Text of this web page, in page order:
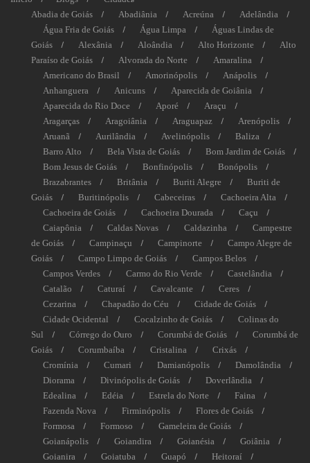
Abadia de Goiás
Abadiânia Acreúna
Adelândia
Água Fria de Goiás
Água Limpa
Águas Lindas de
Goiás
Alexânia Aloândia Alto Horizonte
Alto
Paraíso de Goiás
Alvorada do Norte
Amaralina
Americano do Brasil
Amorinópolis
Anápolis
Anhanguera
Anicuns
Aparecida de Goiânia
Aparecida do Rio Doce
Aporé
Araçu
Aragarças
Aragoiânia Araguapaz
Arenópolis
Aruanã
Aurilândia Avelinópolis
Baliza
Barro Alto
Bela Vista de Goiás
Bom Jardim de Goiás
Bom Jesus de Goiás
Bonfinópolis
Bonópolis
Brazabrantes
Britânia Buriti Alegre
Buriti de
Goiás
Buritinópolis Cabeceiras
Cachoeira Alta
Cachoeira de Goiás
Cachoeira Dourada
Caçu
Caiapônia
Caldas Novas Caldazinha
Campestre
de Goiás
Campinaçu Campinorte
Campo Alegre de
Goiás
Campo Limpo de Goiás
Campos Belos
Campos Verdes
Carmo do Rio Verde
Castelândia
Catalão
Caturaí Cavalcante
Ceres
Cezarina
Chapadão do Céu
Cidade de Goiás
Cidade Ocidental
Cocalzinho de Goiás
Colinas do
Sul
Córrego do Ouro Corumbá de Goiás
Corumbá de
Goiás
Corumbaíba Cristalina
Crixás
Cromínia
Cumari Damianópolis
Damolândia
Diorama
Divinópolis de Goiás
Doverlândia
Edealina
Edéia Estrela do Norte
Faina
Fazenda Nova
Firminópolis
Flores de Goiás
Formosa
Formoso
Gameleira de Goiás
Goianápolis
Goiandira Goianésia
Goiânia
Goianira
Goiatuba Guapó
Heitoraí